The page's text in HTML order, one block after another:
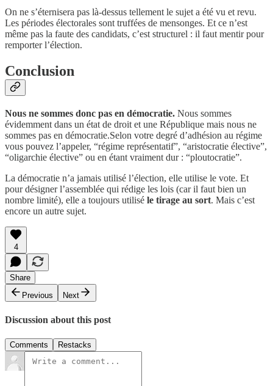
On ne s’éternisera pas là-dessus tellement le sujet a été vu et revu.
Les périodes électorales sont truffées de mensonges. Et ce n’est
même pas la faute des candidats, c’est structurel : il faut mentir pour
remporter l’élection.
Conclusion
Nous ne sommes donc pas en démocratie. Nous sommes
évidemment dans un état de droit et une République mais nous ne
sommes pas en démocratie.Selon votre degré d’adhésion au régime
vous pouvez l’appeler, “régime représentatif”, “aristocratie élective”,
“oligarchie élective” ou en étant vraiment dur : “ploutocratie”.
La démocratie n’a jamais utilisé l’élection, elle utilise le vote. Et
pour désigner l’assemblée qui rédige les lois (car il faut bien un
nombre limité), elle a toujours utilisé le tirage au sort. Mais c’est
encore un autre sujet.
4
Share
Previous
Next
Discussion about this post
Comments Restacks